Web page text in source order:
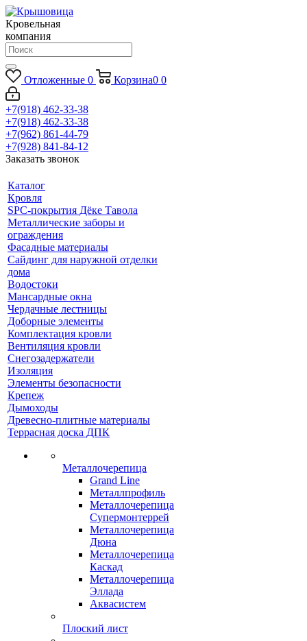
Кровельная
компания
Отложенные 0 Корзина0 0
+7(918) 462-33-38
+7(918) 462-33-38
+7(962) 861-44-79
+7(928) 841-84-12
Заказать звонок
Каталог
Кровля
SPC-покрытия Дёке Тавола
Металлические заборы и
ограждения
Фасадные материалы
Сайдинг для наружной отделки
дома
Водостоки
Мансардные окна
Чердачные лестницы
Доборные элементы
Комплектация кровли
Вентиляция кровли
Снегозадержатели
Изоляция
Элементы безопасности
Крепеж
Дымоходы
Древесно-плитные материалы
Террасная доска ДПК
Металлочерепица
Grand Line
Металлпрофиль
Металлочерепица
Супермонтеррей
Металлочерепица
Дюна
Металлочерепица
Каскад
Металлочерепица
Эллада
Аквасистем
Плоский лист